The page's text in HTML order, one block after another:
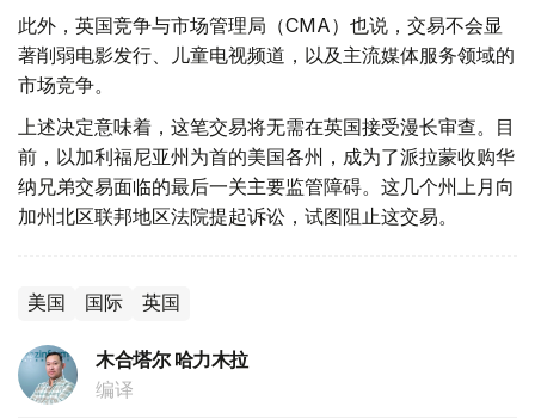
此外，英国竞争与市场管理局（CMA）也说，交易不会显
著削弱电影发行、儿童电视频道，以及主流媒体服务领域的
市场竞争。
上述决定意味着，这笔交易将无需在英国接受漫长审查。目
前，以加利福尼亚州为首的美国各州，成为了派拉蒙收购华
纳兄弟交易面临的最后一关主要监管障碍。这几个州上月向
加州北区联邦地区法院提起诉讼，试图阻止这交易。
美国 国际 英国
木合塔尔 哈力木拉
编译